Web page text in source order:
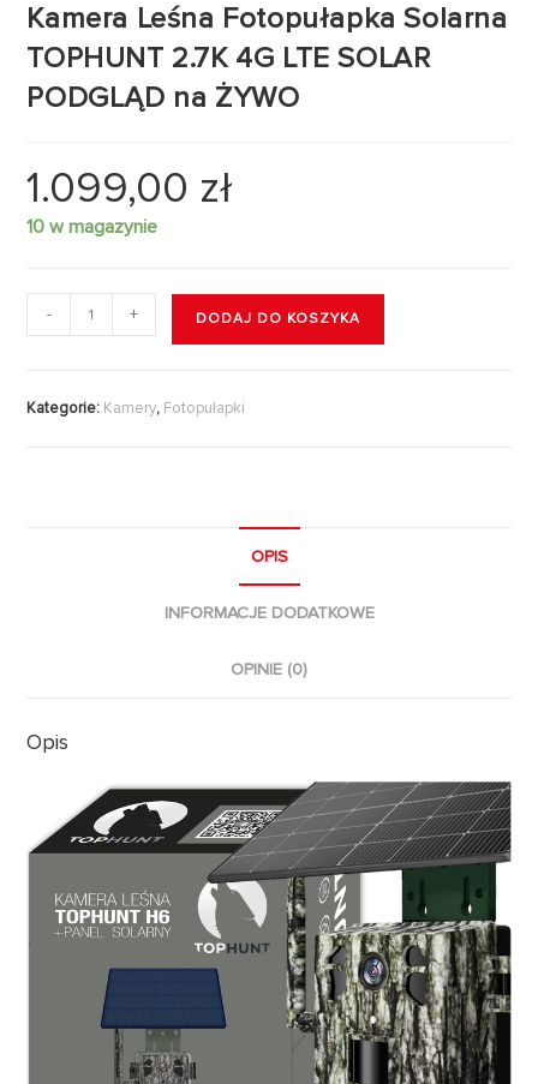
Kamera Leśna Fotopułapka Solarna
TOPHUNT 2.7K 4G LTE SOLAR
PODGLĄD na ŻYWO
1.099,00 zł
10 w magazynie
- + DODAJ DO KOSZYKA
Kategorie: Kamery, Fotopułapki
OPIS
INFORMACJE DODATKOWE
OPINIE (0)
Opis